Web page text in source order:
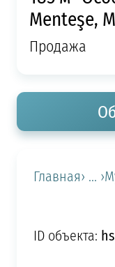
Menteşe,
Продажа
Главная› ... ›
ID объекта: